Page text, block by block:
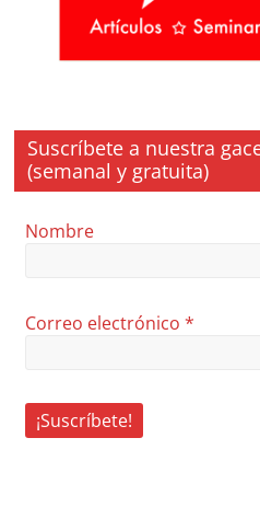
Suscríbete a nuestra
(semanal y gratuita)
Nombre
Correo electrónico*